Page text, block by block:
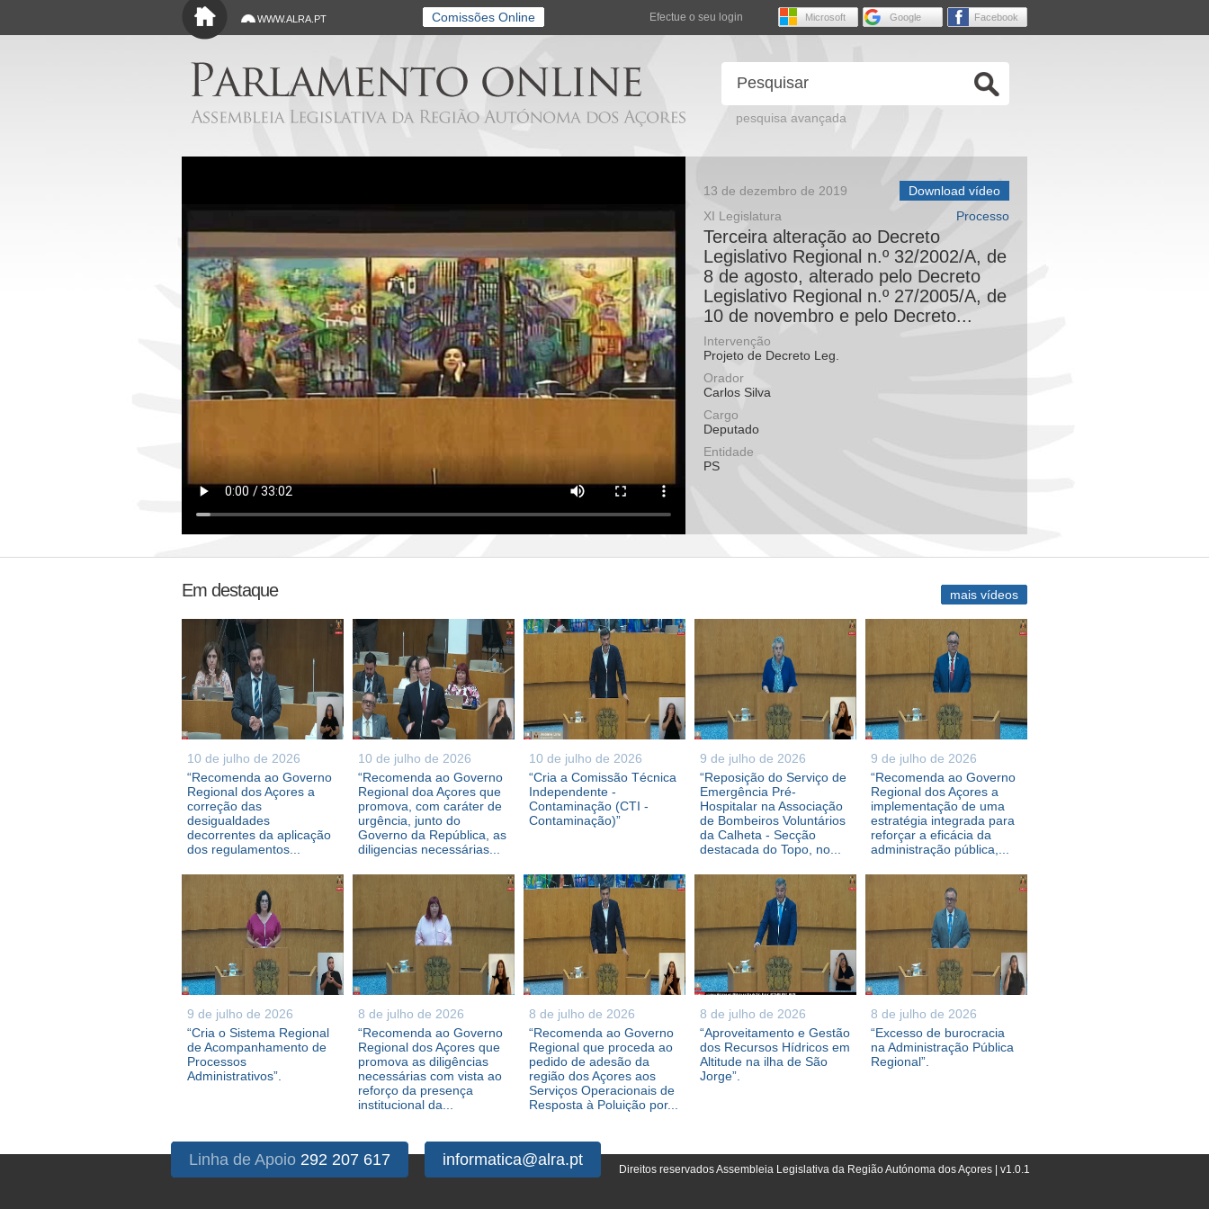
Saltar para o conteúdo principal
WWW.ALRA.PT Comissões Online Efectue o seu login Facebook
Google
Microsoft
pesquisa avançada
13 de dezembro de 2019
Download vídeo
Processo
XI Legislatura
Terceira alteração ao Decreto
Legislativo Regional n.º 32/2002/A, de
8 de agosto, alterado pelo Decreto
Legislativo Regional n.º 27/2005/A, de
10 de novembro e pelo Decreto...
Intervenção
Projeto de Decreto Leg.
Orador
Carlos Silva
Cargo
Deputado
Entidade
PS
Em destaque
10 de julho de 2026
“Recomenda ao Governo
Regional dos Açores a
correção das
desigualdades
decorrentes da aplicação
dos regulamentos...
10 de julho de 2026
“Recomenda ao Governo
Regional doa Açores que
promova, com caráter de
urgência, junto do
Governo da República, as
diligencias necessárias...
10 de julho de 2026
“Cria a Comissão Técnica
Independente -
Contaminação (CTI -
Contaminação)”
9 de julho de 2026
“Reposição do Serviço de
Emergência Pré-
Hospitalar na Associação
de Bombeiros Voluntários
da Calheta - Secção
destacada do Topo, no...
9 de julho de 2026
“Recomenda ao Governo
Regional dos Açores a
implementação de uma
estratégia integrada para
reforçar a eficácia da
administração pública,...
9 de julho de 2026
“Cria o Sistema Regional
de Acompanhamento de
Processos
Administrativos”.
8 de julho de 2026
“Recomenda ao Governo
Regional dos Açores que
promova as diligências
necessárias com vista ao
reforço da presença
institucional da...
8 de julho de 2026
“Recomenda ao Governo
Regional que proceda ao
pedido de adesão da
região dos Açores aos
Serviços Operacionais de
Resposta à Poluição por...
8 de julho de 2026
“Aproveitamento e Gestão
dos Recursos Hídricos em
Altitude na ilha de São
Jorge”.
8 de julho de 2026
“Excesso de burocracia
na Administração Pública
Regional”.
mais vídeos
Linha de Apoio 292 207 617 informatica@alra.pt
Direitos reservados Assembleia Legislativa da Região Autónoma dos Açores | v1.0.1